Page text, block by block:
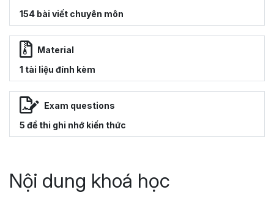
154 bài viết chuyên môn
Material
1 tài liệu đính kèm
Exam questions
5 đề thi ghi nhớ kiến thức
Nội dung khoá học